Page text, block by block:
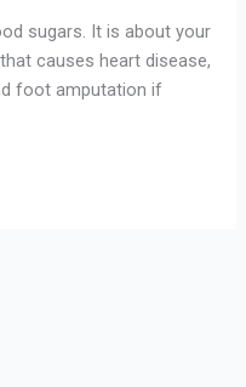
sugars. It is about your
causes heart disease,
foot amputation if